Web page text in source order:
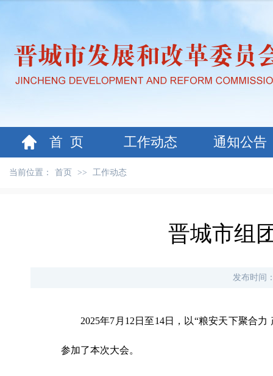
首 页 工作动态 通知公告
当前位置： 首页 >> 工作动态
晋城市组
发布时间
2025年7月12日至14日，以“粮安天下聚合力
参加了本次大会。